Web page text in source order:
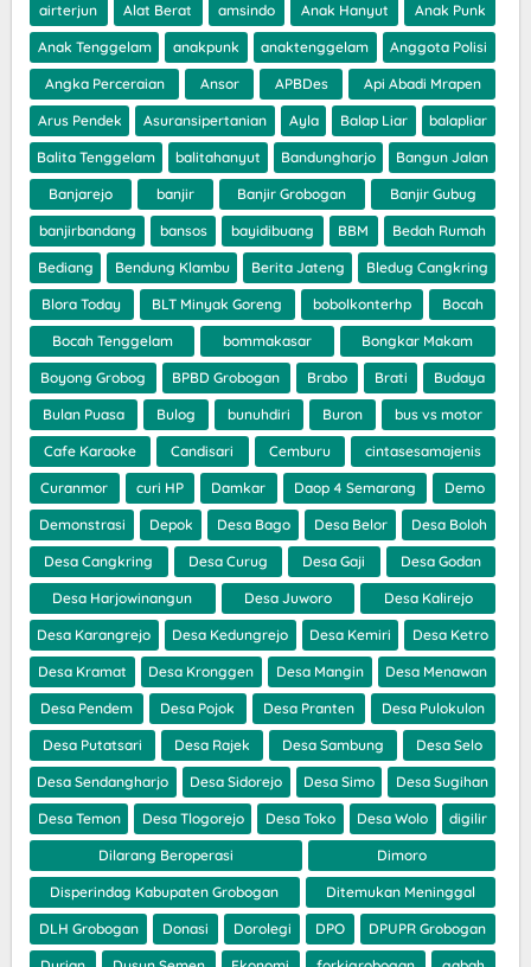
airterjun Alat Berat amsindo Anak Hanyut Anak Punk
Anak Tenggelam anakpunk anaktenggelam Anggota Polisi
Angka Perceraian Ansor APBDes Api Abadi Mrapen
Arus Pendek Asuransipertanian Ayla Balap Liar balapliar
Balita Tenggelam balitahanyut Bandungharjo Bangun Jalan
Banjarejo banjir Banjir Grobogan Banjir Gubug
banjirbandang bansos bayidibuang BBM Bedah Rumah
Bediang Bendung Klambu Berita Jateng Bledug Cangkring
Blora Today BLT Minyak Goreng bobolkonterhp Bocah
Bocah Tenggelam bommakasar Bongkar Makam
Boyong Grobog BPBD Grobogan Brabo Brati Budaya
Bulan Puasa Bulog bunuhdiri Buron bus vs motor
Cafe Karaoke Candisari Cemburu cintasesamajenis
Curanmor curi HP Damkar Daop 4 Semarang Demo
Demonstrasi Depok Desa Bago Desa Belor Desa Boloh
Desa Cangkring Desa Curug Desa Gaji Desa Godan
Desa Harjowinangun Desa Juworo Desa Kalirejo
Desa Karangrejo Desa Kedungrejo Desa Kemiri Desa Ketro
Desa Kramat Desa Kronggen Desa Mangin Desa Menawan
Desa Pendem Desa Pojok Desa Pranten Desa Pulokulon
Desa Putatsari Desa Rajek Desa Sambung Desa Selo
Desa Sendangharjo Desa Sidorejo Desa Simo Desa Sugihan
Desa Temon Desa Tlogorejo Desa Toko Desa Wolo digilir
Dilarang Beroperasi Dimoro
Disperindag Kabupaten Grobogan Ditemukan Meninggal
DLH Grobogan Donasi Dorolegi DPO DPUPR Grobogan